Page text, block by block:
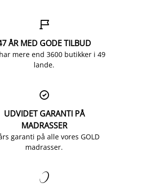

ÅR MED GODE TILBUD
har mere end 3600 butikker i 49
lande.

UDVIDET GARANTI PÅ
MADRASSER
garanti på alle vores GOLD
madrasser.
